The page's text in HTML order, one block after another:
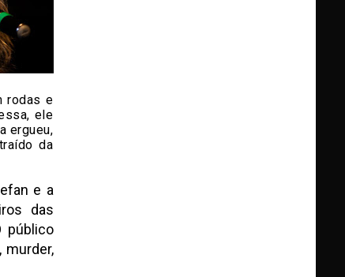
rodas e
ele
ergueu,
da
e a
das
público